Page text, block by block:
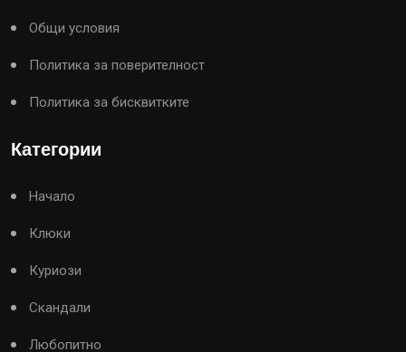
Общи условия
Политика за поверителност
Политика за бисквитките
Категории
Начало
Клюки
Куриози
Скандали
Любопитно